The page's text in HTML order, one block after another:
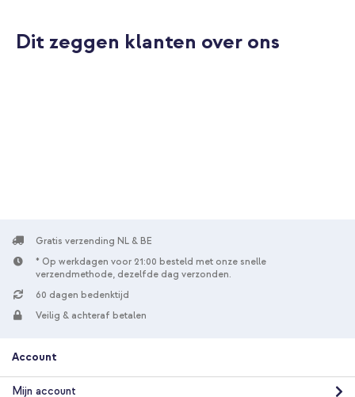
Tab A11 / A9 8.7 inch - Lichtroze + Wall Charger - Oplader -
USB-C en USB aansluiting - Power Delivery - 20 Watt - Black
10% korting
Dit zeggen klanten over ons
Gratis verzending NL & BE
* Op werkdagen voor 21:00 besteld met onze snelle
verzendmethode, dezelfde dag verzonden.
60 dagen bedenktijd
Veilig & achteraf betalen
Account
Mijn account